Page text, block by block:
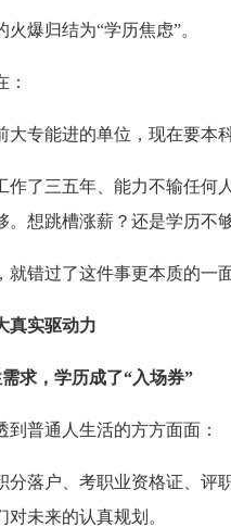
爆归结为“学历焦虑”。
大专能进的单位，现在要本
作了三五年、能力不输任何
想跳槽涨薪？还是学历不够
就错过了这件事更本质的一
真实驱动力
求，学历成了“入场券”
普通人生活的方方面面：
分落户、考职业资格证、
未来的认真规划。